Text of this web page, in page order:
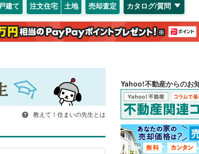
建て 注文住宅 土地 売却査定 カタログ/質問
教えて！住まいの先生とは
Yahoo!不動産からのお